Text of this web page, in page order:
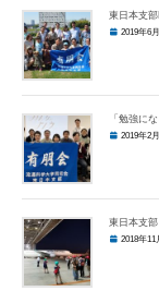
東日本支
2019年6
「勉強に
2019年2
東日本支
2018年11